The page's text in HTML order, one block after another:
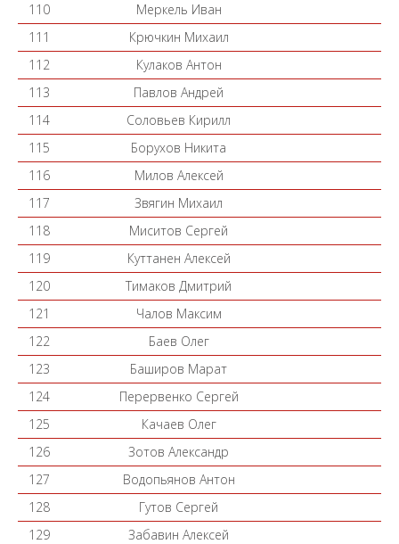
110
Меркель Иван
111
Крючкин Михаил
112
Кулаков Антон
113
Павлов Андрей
114
Соловьев Кирилл
115
Борухов Никита
116
Милов Алексей
117
Звягин Михаил
118
Миситов Сергей
119
Куттанен Алексей
120
Тимаков Дмитрий
121
Чалов Максим
122
Баев Олег
123
Баширов Марат
124
Перервенко Сергей
125
Качаев Олег
126
Зотов Александр
127
Водопьянов Антон
128
Гутов Сергей
129
Забавин Алексей